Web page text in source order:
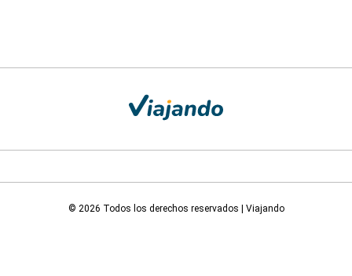
© 2026 Todos los derechos reservados | Viajando